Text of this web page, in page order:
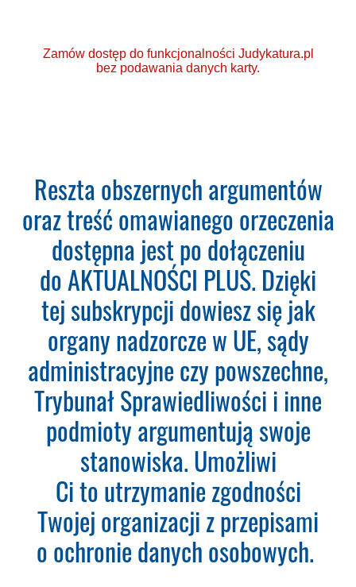
Zamów dostęp do funkcjonalności Judykatura.pl
bez podawania danych karty.
o Ochronie Danych
Osobowych (RODO).
Codzienna aktualizacja
bazy orzeczeń.
Teraz zamawiasz Szkolenie RODO -
Inspektor Ochrony Danych.Nie
musisz podawać karty płatniczej.
Wystarczy, że wypełnisz formularz
a na podany adres e-mail otrzymasz
fakturę VAT do opłacenia. Ważne:
Dopiero po zaksięgowaniu płatności
– system utworzy konto
użytkownika oraz uruchomi
subskrypcję. Dopiero od tego
momentu rozpoczyna się okres
Subskrypcji.
Reszta obszernych argumentów
oraz treść omawianego orzeczenia
dostępna jest po dołączeniu
do AKTUALNOŚCI PLUS. Dzięki
tej subskrypcji dowiesz się jak
organy nadzorcze w UE, sądy
administracyjne czy powszechne,
Trybunał Sprawiedliwości i inne
podmioty argumentują swoje
stanowiska. Umożliwi
Ci to utrzymanie zgodności
Twojej organizacji z przepisami
o ochronie danych osobowych.